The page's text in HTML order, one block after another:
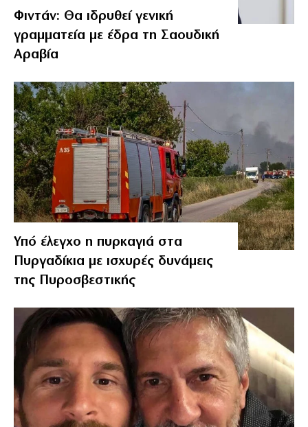
Φιντάν: Θα ιδρυθεί γενική
γραμματεία με έδρα τη Σαουδική
Αραβία
Υπό έλεγχο η πυρκαγιά στα
Πυργαδίκια με ισχυρές δυνάμεις
της Πυροσβεστικής